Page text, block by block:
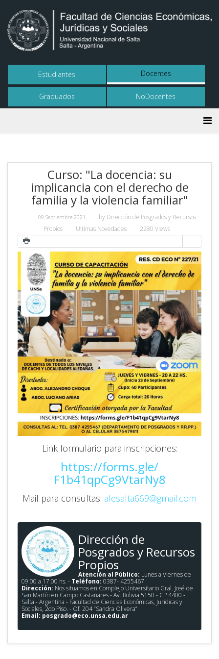
Estudiantes Docentes
Graduados NoDocentes
Curso: "La docencia: su
implicancia con el derecho de
familia y la violencia familiar"
09 Septiembre 2021 by Dirección de Posgrados y Recursos
Propios
Ultimas Novedades 2280 Views
Link formulario para inscripciones:
https://forms.gle/
F1b41qpCg9VtarNy8
Mail para consultas: alesalta669@gmail.com
Dirección de
Posgrados y Recursos
Propios
Atención al Público: Lunes a Viernes de
09:00 a 17:00 hs. - Teléfono: 0387- 4255467
Dirección: Nos situamos en Complejo Universitario Gral. José de
San Martín en Campo Castañares - Av. Bolivia 5150 - CP 4400 -
Salta - Argentina - Facultad de Ciencias Económicas, Jurídicas y
Sociales, 2do Piso. - Of. 204 “Sandra Olivera”
Email: posgrado@eco.unsa.edu.ar